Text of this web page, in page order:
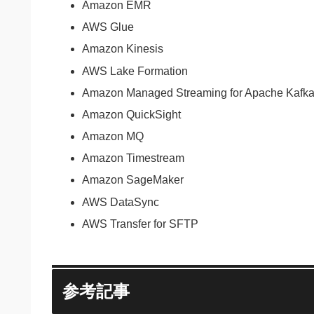
Amazon EMR
AWS Glue
Amazon Kinesis
AWS Lake Formation
Amazon Managed Streaming for Apache
Amazon QuickSight
Amazon MQ
Amazon Timestream
Amazon SageMaker
AWS DataSync
AWS Transfer for SFTP
参考記事